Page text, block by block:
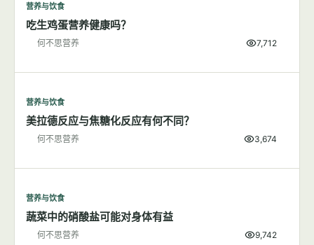
营养与饮食
吃生鸡蛋营养健康吗？
何不思营养 7,712
营养与饮食
美拉德反应与焦糖化反应有何不同？
何不思营养 3,674
营养与饮食
蔬菜中的硝酸盐可能对身体有益
何不思营养 9,742